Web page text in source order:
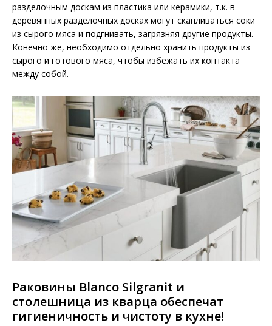
разделочным доскам из пластика или керамики, т.к. в
деревянных разделочных досках могут скапливаться соки
из сырого мяса и подгнивать, загрязняя другие продукты.
Конечно же, необходимо отдельно хранить продукты из
сырого и готового мяса, чтобы избежать их контакта
между собой.
Раковины Blanco Silgranit и
столешница из кварца обеспечат
гигиеничность и чистоту в кухне!